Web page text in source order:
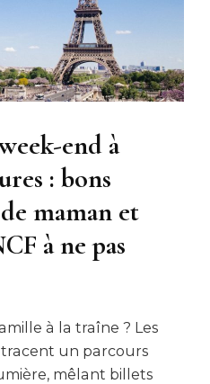
end à
: bons
maman et
à ne pas
à la traîne ? Les
un parcours
mêlant billets